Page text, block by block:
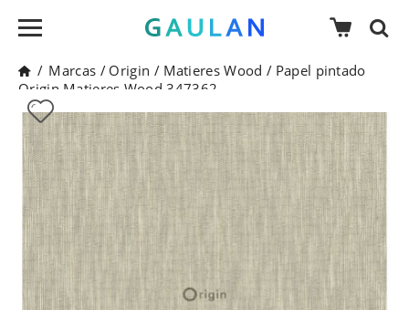
/ Marcas / Origin / Matieres Wood / Papel pintado
Origin Matieres Wood 347362